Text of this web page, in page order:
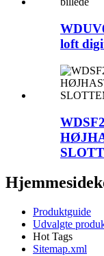
loft
Produktguide
Udvalgte
Hot Tags
Sitemap.xml